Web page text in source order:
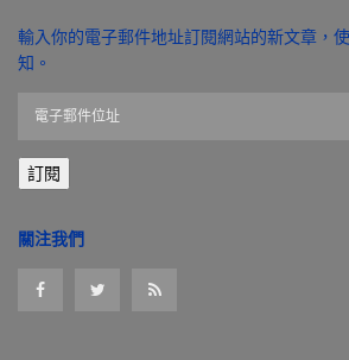
輸入你的電子郵件地址訂閱網站的新文章，
知。
郵
件
址
訂閱
關注我們